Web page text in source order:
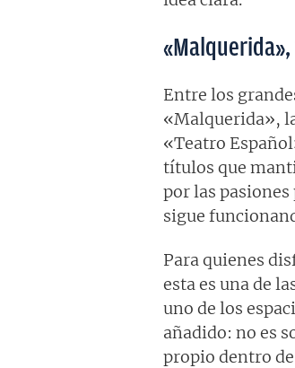
Entre los
«Malquerida»,
«Teatro
títulos que
por las
sigue
Para quienes
esta es una de
uno de los
añadido: no es
propio dentro